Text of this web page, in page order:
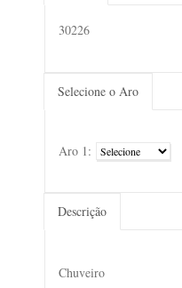
30226
Selecione o Aro
Aro 1:
Descrição
Chuveiro